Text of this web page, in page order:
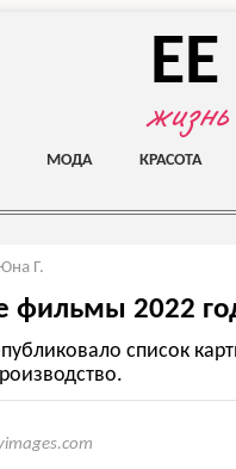
EE
жизнь
МОДА КРАСОТА
Г.
фильмы 2022
список